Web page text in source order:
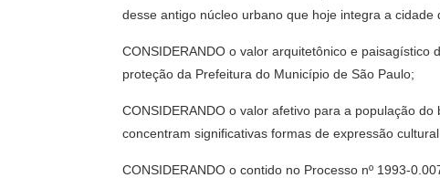
desse antigo núcleo urbano que hoje integra a cidade
CONSIDERANDO o valor arquitetônico e
proteção da Prefeitura do Município de São Paulo;
CONSIDERANDO o valor afetivo para a população
concentram significativas formas de expressão
CONSIDERANDO o contido no Processo nº 1993-